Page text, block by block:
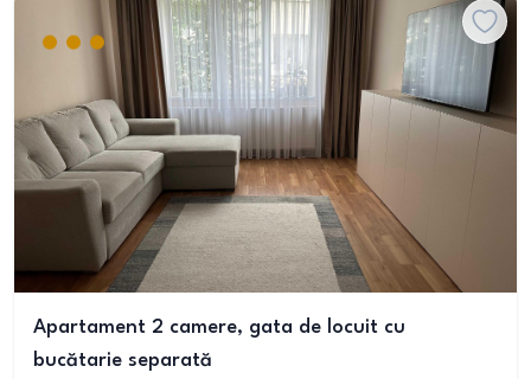
Apartament 2 camere, gata de locuit cu
bucătarie separată